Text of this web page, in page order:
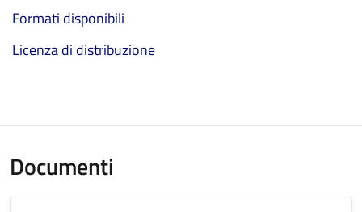
Formati disponibili
Licenza di distribuzione
Documenti